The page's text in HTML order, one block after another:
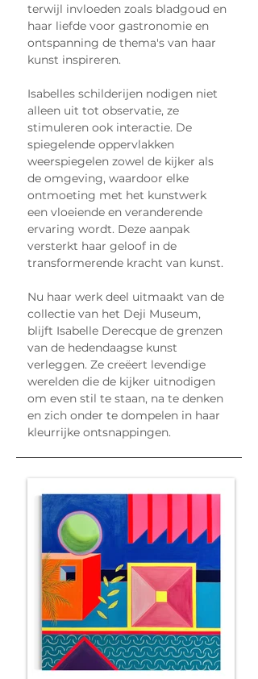
terwijl invloeden zoals bladgoud en
haar liefde voor gastronomie en
ontspanning de thema's van haar
kunst inspireren.
Isabelles schilderijen nodigen niet
alleen uit tot observatie, ze
stimuleren ook interactie. De
spiegelende oppervlakken
weerspiegelen zowel de kijker als
de omgeving, waardoor elke
ontmoeting met het kunstwerk
een vloeiende en veranderende
ervaring wordt. Deze aanpak
versterkt haar geloof in de
transformerende kracht van kunst.
Nu haar werk deel uitmaakt van de
collectie van het Deji Museum,
blijft Isabelle Derecque de grenzen
van de hedendaagse kunst
verleggen. Ze creëert levendige
werelden die de kijker uitnodigen
om even stil te staan, na te denken
en zich onder te dompelen in haar
kleurrijke ontsnappingen.